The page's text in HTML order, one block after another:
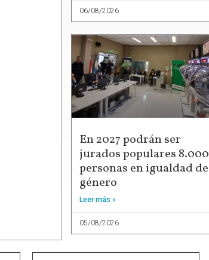
06/08/2026
En 2027 podrán ser
jurados populares 8.000
personas en igualdad de
género
Leer más »
05/08/2026